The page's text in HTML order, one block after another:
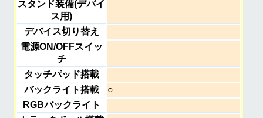
スタンド装備(デバイ
ス用)
デバイス切り替え
電源ON/OFFスイッ
チ
タッチパッド搭載
バックライト搭載
○
RGBバックライト